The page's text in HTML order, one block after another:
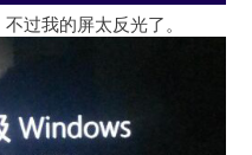
过我的屏太反光了。